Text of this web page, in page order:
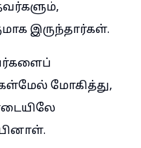
இருந்தார்கள்.
மோகித்து,